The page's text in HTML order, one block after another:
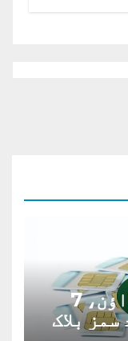
پی ٹی اے کا بڑا کریک ڈاؤن، 7